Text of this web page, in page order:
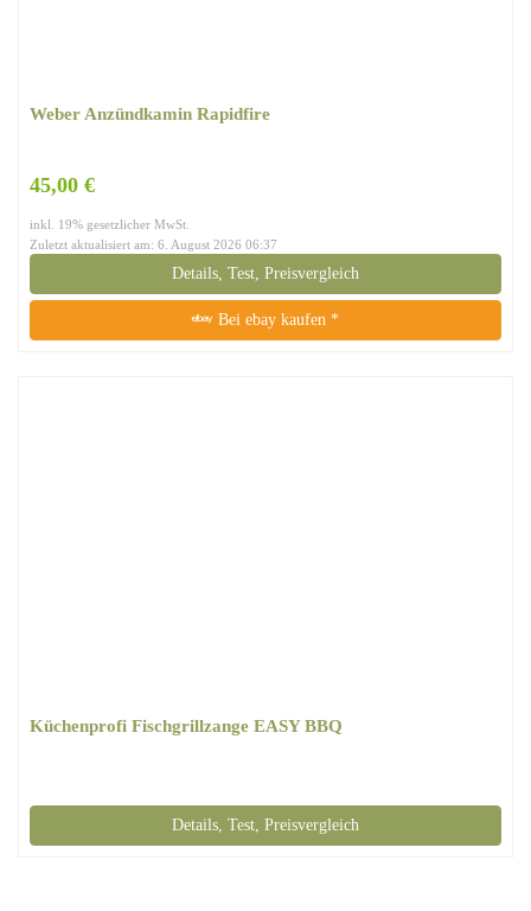
Weber Anzündkamin Rapidfire
45,00 €
inkl. 19% gesetzlicher MwSt.
Zuletzt aktualisiert am: 6. August 2026 06:37
Details, Test, Preisvergleich
Bei ebay kaufen *
Küchenprofi Fischgrillzange EASY BBQ
Details, Test, Preisvergleich